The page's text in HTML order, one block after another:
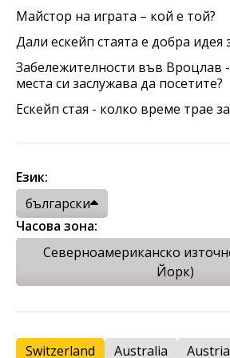
Майстор на играта – кой е той?
Дали ескейп стаята е добра идея
Забележителности във Вроцлав
места си заслужава да посетите?
Ескейп стая - колко време трае
Език:
български
Часова зона:
Северноамериканско
Йорк)
Switzerland Australia Austria